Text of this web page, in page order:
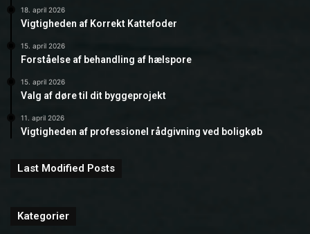
18. april 2026
Vigtigheden af Korrekt Kattefoder
15. april 2026
Forståelse af behandling af hælspore
15. april 2026
Valg af døre til dit byggeprojekt
11. april 2026
Vigtigheden af professionel rådgivning ved boligkøb
Last Modified Posts
Kategorier